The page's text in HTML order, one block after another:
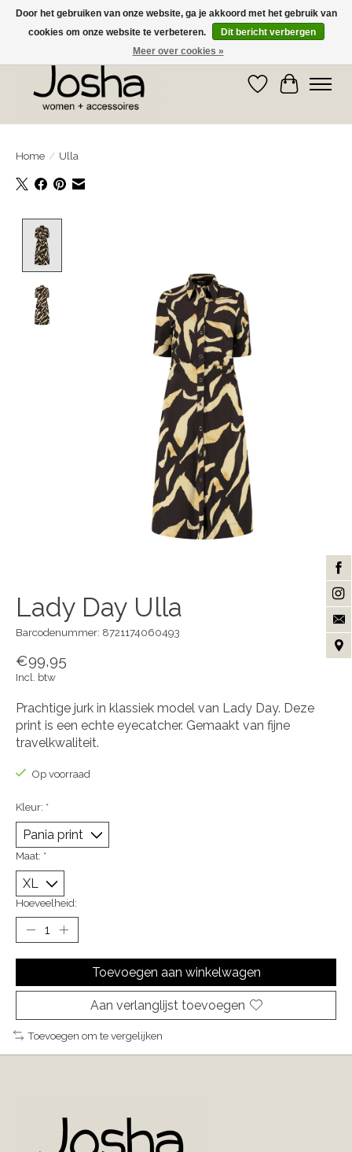
GRATIS OPHALEN IN DE WINKEL EN GRATIS VERZENDING VANAF € 75,00
Verlanglijst
Home / Ulla
Lady Day Ulla
Barcodenummer: 8721174060493
€99,95
Incl. btw
Prachtige jurk in klassiek model van Lady Day. Deze
print is een echte eyecatcher. Gemaakt van fijne
travelkwaliteit.
Op voorraad
Kleur: *
Maat: *
Hoeveelheid:
Toevoegen aan winkelwagen
Aan verlanglijst toevoegen
Toevoegen om te vergelijken
Door het gebruiken van onze website, ga je akkoord met het gebruik van
cookies om onze website te verbeteren.
Dit bericht verbergen
Meer over cookies »